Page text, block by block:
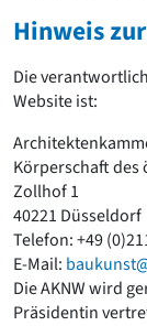
Hinweis
Die
Website ist:
Körperschaft des
Zollhof 1
40221 Düsseldorf
Telefon: +49
E-Mail:
Die AKNW wird
Präsidentin